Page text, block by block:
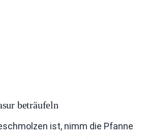
beträufeln
ist, nimm die Pfanne